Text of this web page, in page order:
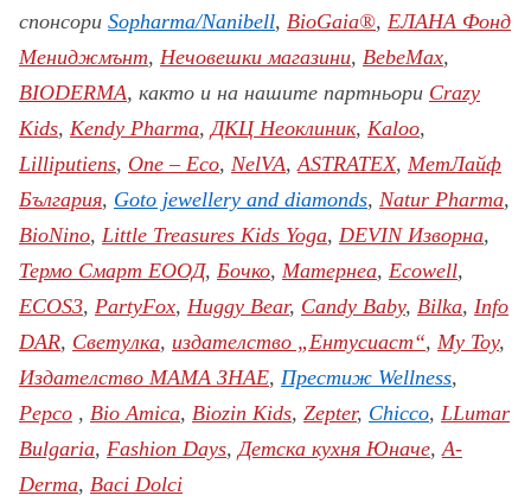
спонсори Sopharma/Nanibell, BioGaia®, ЕЛАНА Фонд
Мениджмънт, Нечовешки магазини, BebeMax,
BIODERMA, както и на нашите партньори Crazy
Kids, Кendy Pharma, ДКЦ Неоклиник, Kaloo,
Lilliputiens, One – Eco, NelVA, ASTRATEX, МетЛайф
България, Goto jewellery and diamonds, Natur Pharma,
BioNino, Little Treasures Kids Yoga, DEVIN Изворна,
Термо Смарт ЕООД, Бочко, Матернеа, Ecowell,
ECOS3, PartyFox, Huggy Bear, Candy Baby, Bilka, Info
DAR, Светулка, издателство „Ентусиаст“, My Toy,
Издателство МАМА ЗНАЕ, Престиж Wellness,
Pepco , Bio Amica, Biozin Kids, Zepter, Chicco, LLumar
Bulgaria, Fashion Days, Детска кухня Юначе, A-
Derma, Baci Dolci